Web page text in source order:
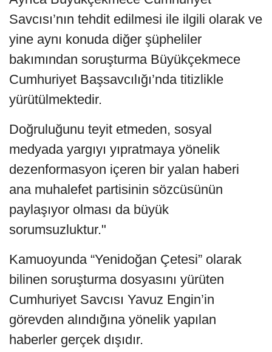
Savcısı’nın tehdit edilmesi ile ilgili olarak ve
yine aynı konuda diğer şüpheliler
bakımından soruşturma Büyükçekmece
Cumhuriyet Başsavcılığı’nda titizlikle
yürütülmektedir.
Doğruluğunu teyit etmeden, sosyal
medyada yargıyı yıpratmaya yönelik
dezenformasyon içeren bir yalan haberi
ana muhalefet partisinin sözcüsünün
paylaşıyor olması da büyük
sorumsuzluktur."
Kamuoyunda “Yenidoğan Çetesi” olarak
bilinen soruşturma dosyasını yürüten
Cumhuriyet Savcısı Yavuz Engin’in
görevden alındığına yönelik yapılan
haberler gerçek dışıdır.